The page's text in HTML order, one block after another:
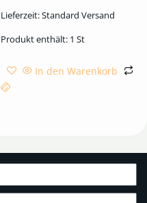
Lieferzeit:Standard Versand
Produkt enthält: 1 St
In den Warenkorb